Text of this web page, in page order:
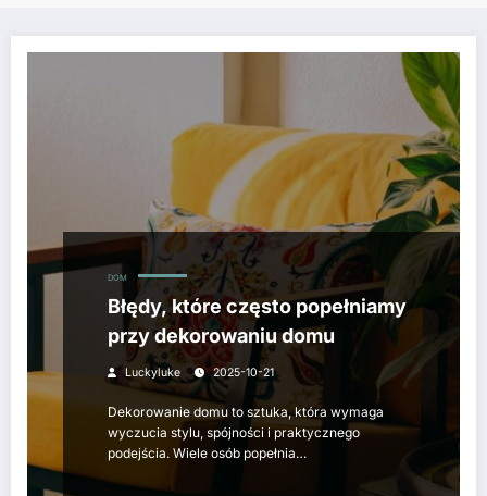
DOM
Błędy, które często popełniamy
przy dekorowaniu domu
Luckyluke 2025-10-21
Dekorowanie domu to sztuka, która wymaga
wyczucia stylu, spójności i praktycznego
podejścia. Wiele osób popełnia…